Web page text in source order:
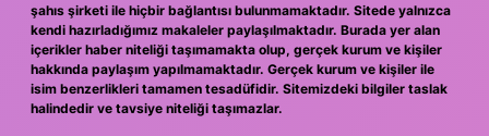
şahıs şirketi ile hiçbir bağlantısı bulunmamaktadır. Sitede yalnızca
kendi hazırladığımız makaleler paylaşılmaktadır. Burada yer alan
içerikler haber niteliği taşımamakta olup, gerçek kurum ve kişiler
hakkında paylaşım yapılmamaktadır. Gerçek kurum ve kişiler ile
isim benzerlikleri tamamen tesadüfidir. Sitemizdeki bilgiler taslak
halindedir ve tavsiye niteliği taşımazlar.